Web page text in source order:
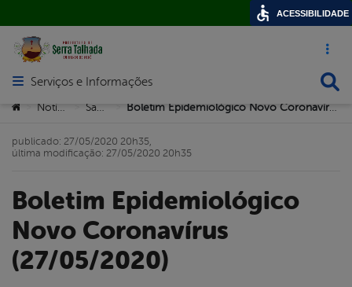
Acesso
Abrir menu principal de navegação
Serviços e Informações
Você está aqui:
> Notícias > >
Boletim Epidemiológico
Novo Coronavírus
(27/05/2020)
publicado: 27/05/2020 20h35,
última modificação: 27/05/2020 20h35
ACESSIBILIDADE